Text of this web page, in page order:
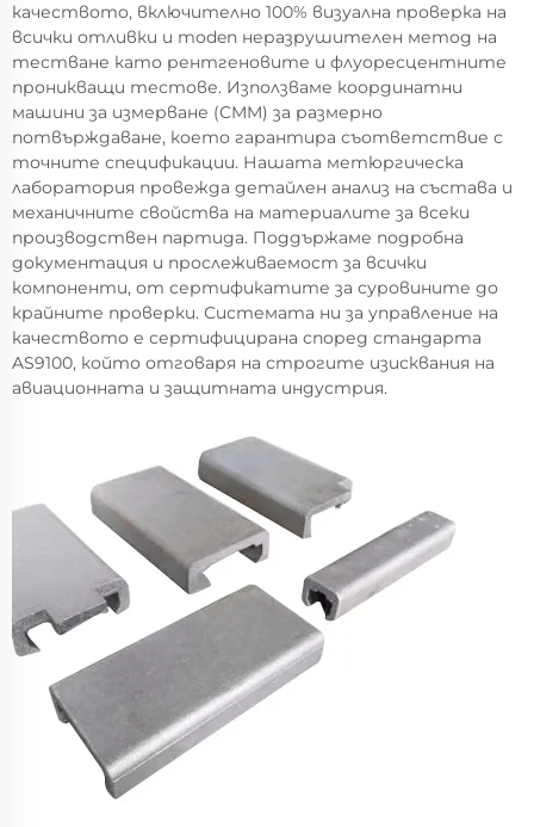
качеството, включително 100% визуална проверка на
всички отливки и moden неразрушителен метод на
тестване като рентгеновите и флуоресцентните
проникващи тестове. Използваме координатни
машини за измерване (CMM) за размерно
потвърждаване, което гарантира съответствие с
точните спецификации. Нашата метюргическа
лаборатория провежда детайлен анализ на състава и
механичните свойства на материалите за всеки
производствен партида. Поддържаме подробна
документация и прослеживаемост за всички
компоненти, от сертификатите за суровините до
крайните проверки. Системата ни за управление на
качеството е сертифицирана според стандарта
AS9100, който отговаря на строгите изисквания на
авиационната и защитната индустрия.